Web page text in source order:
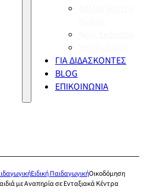
ΓΙΑ ΔΙΔΑΣΚΟΝΤΕΣ
BLOG
ΕΠΙΚΟΙΝΩΝΙΑ
Ειδική ΠαιδαγωγικήΟικοδόμηση
με Αναπηρία σε Ενταξιακά Κέντρα